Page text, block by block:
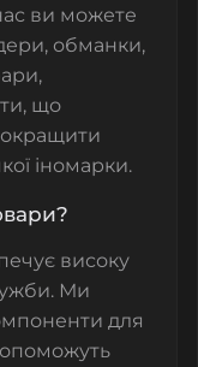
ви можете
обманки,
що
іномарки.
високу
Ми
для